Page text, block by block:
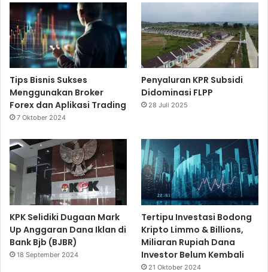
Tips Bisnis Sukses
Menggunakan Broker
Forex dan Aplikasi Trading
7 Oktober 2024
Penyaluran KPR Subsidi
Didominasi FLPP
28 Juli 2025
KPK Selidiki Dugaan Mark
Up Anggaran Dana Iklan di
Bank Bjb (BJBR)
18 September 2024
Tertipu Investasi Bodong
Kripto Limmo & Billions,
Miliaran Rupiah Dana
Investor Belum Kembali
21 Oktober 2024